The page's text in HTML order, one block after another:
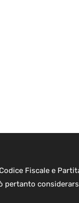
Fiscale e
pertanto